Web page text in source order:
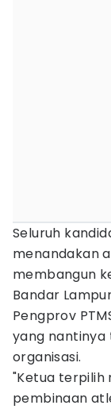
Seluruh
menandakan
membangun
Bandar
Pengprov
yang nantinya
organisasi.
"Ketua terpilih
pembinaan